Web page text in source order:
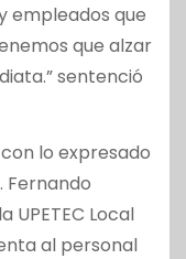
empleados que
que alzar
sentenció
lo expresado
Fernando
UPETEC Local
al personal